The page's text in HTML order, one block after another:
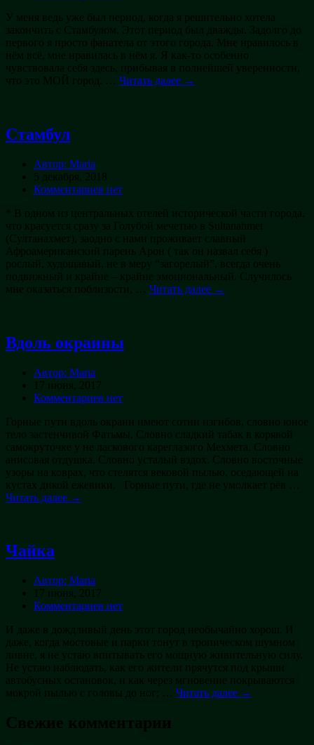
У меня ведь уже был период, когда я решительно хотела
закончить с Стамбулом. Этот период был дважды. Задолго до
первого я просто фанатела от этого города. Мне нравилось в
нём всё, мне нравилась в нём я. Я как-то особенно
чувствовала себя здесь, прибывая в полнейшей уверенности,
что это МОЙ город. … Читать далее →
Стамбул
Автор: Maria
5 декабря, 2018
Комментариев нет
* В одном из центральных отелей исторической части города,
что красуется сразу за Голубой мечетью в Sultanahmet
(Султанахмет), заодно с нами проживает славный
Афроамериканский парень Арон ( так он назвал себя )
рослый, худощавый, не в меру “загорелый”, всегда очень
подвижный и крайне – крайне эмоциональный. Случилось
мне оказаться поблизости, … Читать далее →
Вдоль окраины
Автор: Maria
17 июня, 2017
Комментариев нет
Горные пути вдоль окраин имеют сотни изгибов, словно юное
тело застенчивой Фатьмы. Словно сладкий табак в корявой
самокруточке у не ласкового кареглазого Мехмета. Словно
анисовая отдушка. Словно усталый вздох. Словно восточные
узоры на коврах, что стелятся вековой пылью, оседающей на
кустах дикой ежевики. Горные пути, где не умолкает рёв …
Читать далее →
Чайка
Автор: Maria
17 июня, 2017
Комментариев нет
И даже в дождливый день этот город необычайно хорош. И
даже, когда мостовые и парки тонут в тропическом шумном
ливне, я не устаю впитывать его мощную живительную силу.
Не устаю наблюдать, как его жители прячутся под крыши
автобусных остановок, и как через мгновение покрываются
мокрой пылью с головы до ног; … Читать далее →
Свежие комментарии